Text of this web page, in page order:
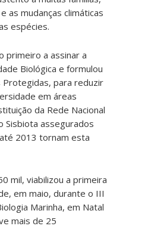
as mudanças climáticas
espécies.
primeiro a assinar a
Biológica e formulou
Protegidas, para reduzir
em áreas
da Rede Nacional
Sisbiota assegurados
2013 tornam esta
mil, viabilizou a primeira
em maio, durante o III
Marinha, em Natal
mais de 25